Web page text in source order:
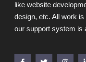
like website
design, etc. All work
our support system is